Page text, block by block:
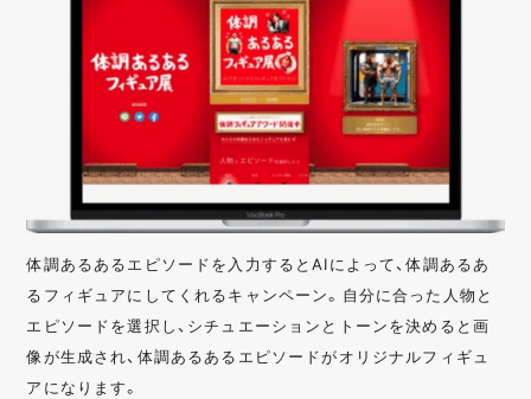
体調あるあるエピソードを入力するとAIによって、体調あるあ
るフィギュアにしてくれるキャンペーン。自分に合った人物と
エピソードを選択し、シチュエーションとトーンを決めると画
像が生成され、体調あるあるエピソードがオリジナルフィギュ
アになります。